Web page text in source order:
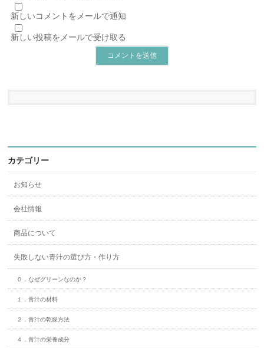
新しいコメントをメールで通知
新しい投稿をメールで受け取る
カテゴリー
お知らせ
会社情報
商品について
失敗しない青汁の選び方・作り方
０．なぜグリーンなのか？
１．青汁の材料
２．青汁の乾燥方法
４．青汁の栄養成分